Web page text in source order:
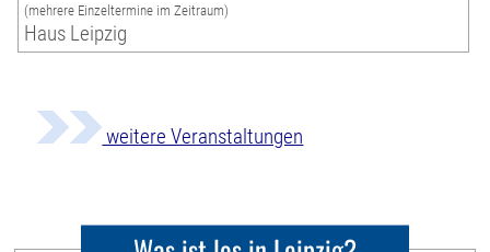
(mehrere Einzeltermine im Zeitraum)
Haus Leipzig
weitere Veranstaltungen